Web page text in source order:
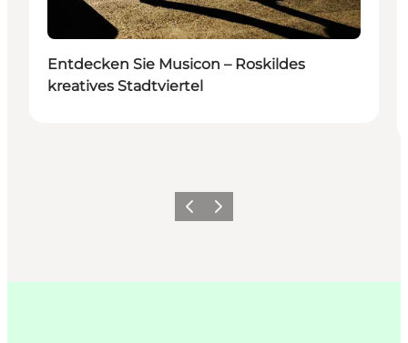
Entdecken Sie Musicon – Roskildes
kreatives Stadtviertel
ZurückWeiter